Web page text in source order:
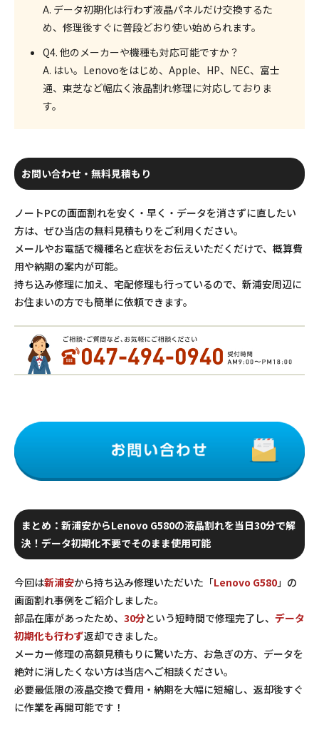
A. データ初期化は行わず液晶パネルだけ交換するた
め、 修理後すぐに普段どおり使い始められます。
Q4. 他のメーカーや機種も対応可能ですか？
A. はい。Lenovoをはじめ、Apple、HP、NEC、富士
通、東芝など幅広く液晶割れ修理に対応しておりま
す。
お問い合わせ・無料見積もり
ノートPCの画面割れを安く・早く・データを消さずに直したい
方は、ぜひ当店の無料見積もりをご利用ください。
メールやお電話で機種名と症状をお伝えいただくだけで、概算費
用や納期の案内が可能。
持ち込み修理に加え、宅配修理も行っているので、新浦安周辺に
お住まいの方でも簡単に依頼できます。
まとめ：新浦安からLenovo G580の液晶割れを当日30分で解
決！データ初期化不要でそのまま使用可能
今回は新浦安から持ち込み修理いただいた「Lenovo G580」の
画面割れ事例をご紹介しました。
部品在庫があったため、 30分という短時間で修理完了し、 データ
初期化も行わず返却できました。
メーカー修理の高額見積もりに驚いた方、お急ぎの方、データを
絶対に消したくない方は当店へご相談ください。
必要最低限の液晶交換で費用・納期を大幅に短縮し、返却後すぐ
に作業を再開可能です！